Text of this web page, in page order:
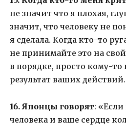
не значит что я плохая,
значит, что человеку не
я сделала. Когда кто-то
не принимайте это на
в порядке, просто кому-то
результат ваших действий.
16. Японцы говорят: «Если
человека и ваше сердце